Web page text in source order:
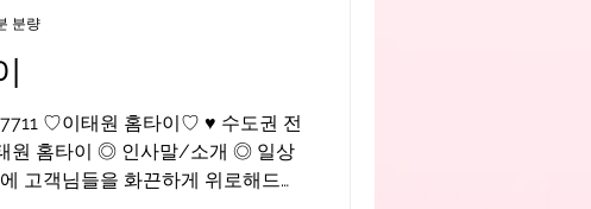
♡이태원 홈타이♡ ♥ 수도권 전
원 홈타이 ◎ 인사말/소개 ◎ 일상
리
분량